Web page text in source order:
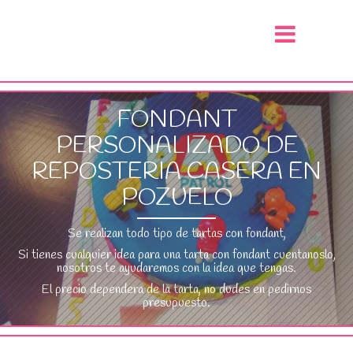
FONDANT
PERSONALIZADO DE
REPOSTERIA CASERA EN
POZUELO
Se realizan todo tipo de tartas con fondant,
Si tienes cualquier idea para una tarta con fondant cuentanoslo,
nosotros te ayudaremos con la idea que tengas.
El precio dependera de la tarta, no dudes en pedirnos
presupuesto.